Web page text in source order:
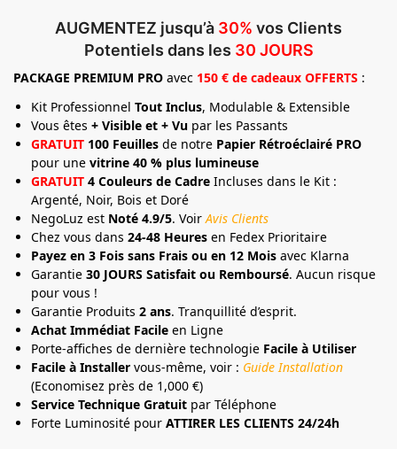
AUGMENTEZ jusqu’à 30% vos Clients
Potentiels dans les 30 JOURS
PACKAGE PREMIUM PRO avec 150 € de cadeaux OFFERTS :
Kit Professionnel Tout Inclus, Modulable & Extensible
Vous êtes + Visible et + Vu par les Passants
GRATUIT 100 Feuilles de notre Papier Rétroéclairé PRO
pour une vitrine 40 % plus lumineuse
GRATUIT 4 Couleurs de Cadre Incluses dans le Kit :
Argenté, Noir, Bois et Doré
NegoLuz est Noté 4.9/5. VoirAvis Clients
Chez vous dans 24-48 Heures en Fedex Prioritaire
Payez en 3 Fois sans Frais ou en 12 Mois avec Klarna
Garantie 30 JOURS Satisfait ou Remboursé. Aucun risque
pour vous !
Garantie Produits 2 ans. Tranquillité d’esprit.
Achat Immédiat Facile en Ligne
Porte-affiches de dernière technologie Facile à Utiliser
Facile à Installer vous-même, voir : Guide Installation
(Economisez près de 1,000 €)
Service Technique Gratuit par Téléphone
Forte Luminosité pour ATTIRER LES CLIENTS 24/24h